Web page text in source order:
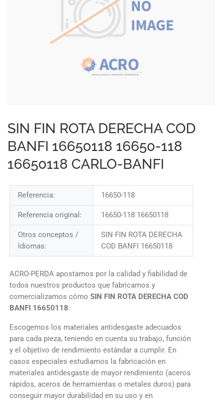
SIN FIN ROTA DERECHA COD
BANFI 16650118 16650-118
16650118 CARLO-BANFI
Referencia: 16650-118
Referencia original: 16650-118 16650118
Otros conceptos /
Idiomas:
SIN FIN ROTA DERECHA
COD BANFI 16650118
ACRO-PERDA apostamos por la calidad y fiabilidad de
todos nuestros productos que fabricamos y
comercializamos cómo SIN FIN ROTA DERECHA COD
BANFI 16650118.
Escogemos los materiales antidesgaste adecuados
para cada pieza, teniendo en cuenta su trabajo, función
y el objetivo de rendimiento estándar a cumplir. En
casos especiales estudiamos la fabricación en
materiales antidesgaste de mayor rendimiento (aceros
rápidos, aceros de herramientas o metales duros) para
conseguir mayor durabilidad en su uso y en